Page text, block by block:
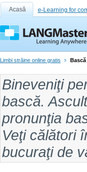
Acasă e-Learning for
Limbi străine online gratis
Bineveniţi
bască.
pronunţia
Veţi călători
bucuraţi de